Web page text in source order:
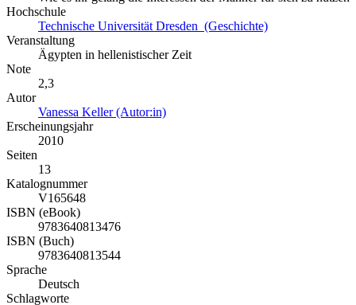
Hochschule
Technische Universität Dresden (Geschichte)
Veranstaltung
Ägypten in hellenistischer Zeit
Note
2,3
Autor
Vanessa Keller (Autor:in)
Erscheinungsjahr
2010
Seiten
13
Katalognummer
V165648
ISBN (eBook)
9783640813476
ISBN (Buch)
9783640813544
Sprache
Deutsch
Schlagworte